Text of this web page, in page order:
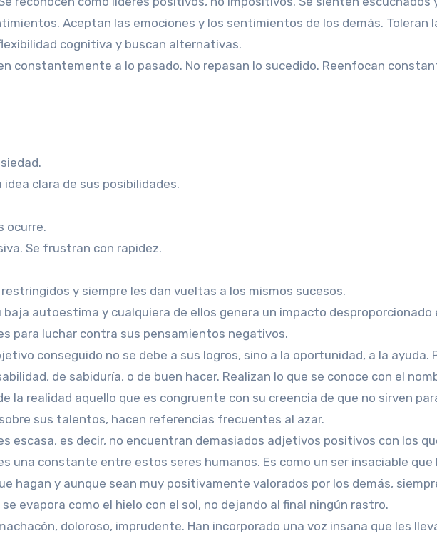
Aceptan las emociones y los sentimientos de los demás. Toleran
cognitiva y buscan alternativas.
constantemente a lo pasado. No repasan lo sucedido. Reenfocan
clara de sus posibilidades.
ocurre.
Se frustran con rapidez.
y siempre les dan vueltas a los mismos sucesos.
autoestima y cualquiera de ellos genera un impacto desproporcionado
para luchar contra sus pensamientos negativos.
conseguido no se debe a sus logros, sino a la oportunidad, a la
de sabiduría, o de buen hacer. Realizan lo que se conoce con el
la realidad aquello que es congruente con su creencia de que no sirven
sus talentos, hacen referencias frecuentes al azar.
escasa, es decir, no encuentran demasiados adjetivos positivos con los
una constante entre estos seres humanos. Es como un ser insaciable
hagan y aunque sean muy positivamente valorados por los demás,
evapora como el hielo con el sol, no dejando al final ningún rastro.
doloroso, imprudente. Han incorporado una voz insana que les